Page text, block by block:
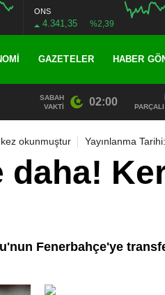
ONS
4.341,35 %2,39
GAZETELER HABER
13:33 / BAŞKAN
SABAH
VAKTI
02:00
okunmuştur Yayınlanma
daha!
Fenerbahçe'ye